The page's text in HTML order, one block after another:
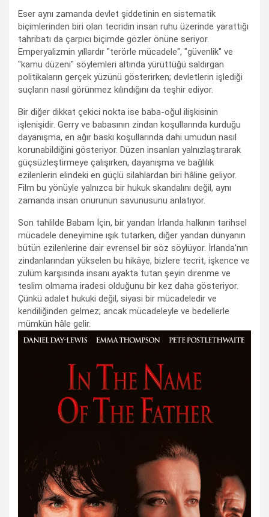
Eser aynı zamanda devlet şiddetinin en sistematik
biçimlerinden biri olan tecridin insan ruhu üzerinde yarattığı
tahribatı da çarpıcı biçimde gözler önüne seriyor.
Emperyalizmin yıllardır "terörle mücadele", "güvenlik" ve
"kamu düzeni" söylemleri altında yürüttüğü saldırgan
politikaların gerçek yüzünü gösterirken; devletlerin işlediği
suçların nasıl görünmez kılındığını da teşhir ediyor.
Bir diğer dikkat çekici nokta ise baba-oğul ilişkisinin
işlenişidir. Gerry ve babasının zindan koşullarında kurduğu
dayanışma, en ağır baskı koşullarında dahi umudun nasıl
korunabildiğini gösteriyor. Düzen insanları yalnızlaştırarak
güçsüzleştirmeye çalışırken, dayanışma ve bağlılık
ezilenlerin elindeki en güçlü silahlardan biri hâline geliyor.
Film bu yönüyle yalnızca bir hukuk skandalını değil, aynı
zamanda insan onurunun savunusunu anlatıyor.
Son tahlilde Babam İçin, bir yandan İrlanda halkının tarihsel
mücadele deneyimine ışık tutarken, diğer yandan dünyanın
bütün ezilenlerine dair evrensel bir söz söylüyor. İrlanda'nın
zindanlarından yükselen bu hikâye, bizlere tecrit, işkence ve
zulüm karşısında insanı ayakta tutan şeyin direnme ve
teslim olmama iradesi olduğunu bir kez daha gösteriyor.
Çünkü adalet hukuki değil, siyasi bir mücadeledir ve
kendiliğinden gelmez; ancak mücadeleyle ve bedellerle
mümkün hâle gelir.